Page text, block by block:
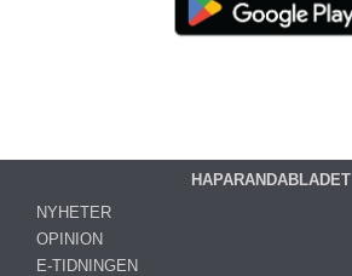
HAPARANDABLADET
NYHETER
OPINION
E-TIDNINGEN